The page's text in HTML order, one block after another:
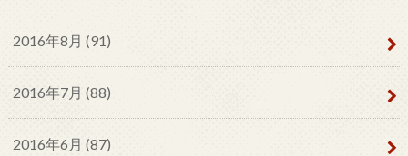
2016年8月 (91)
2016年7月 (88)
2016年6月 (87)